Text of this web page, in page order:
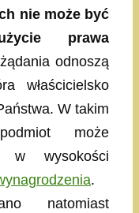
nie może być
prawa
odnoszą
właścicielsko
W takim
może
w wysokości
.
natomiast